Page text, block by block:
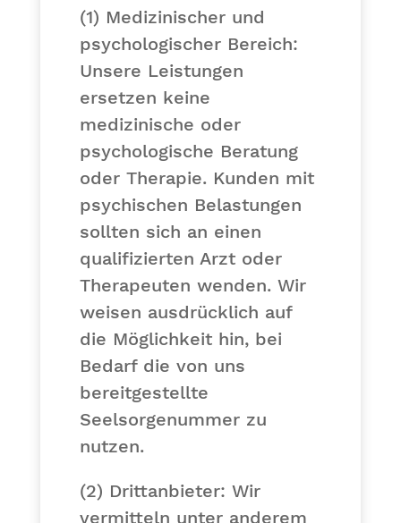
(1) Medizinischer und
psychologischer Bereich:
Unsere Leistungen
ersetzen keine
medizinische oder
psychologische Beratung
oder Therapie. Kunden mit
psychischen Belastungen
sollten sich an einen
qualifizierten Arzt oder
Therapeuten wenden. Wir
weisen ausdrücklich auf
die Möglichkeit hin, bei
Bedarf die von uns
bereitgestellte
Seelsorgenummer zu
nutzen.
(2) Drittanbieter: Wir
vermitteln unter anderem